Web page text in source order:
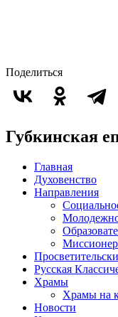
Поделиться
Губкинская
Главная
Духовенство
Направления
Русская
Храмы
Храмы на
Новости